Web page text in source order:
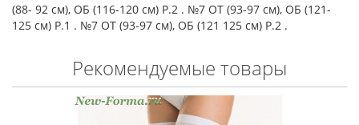
(88- 92 см), ОБ (116-120 см) Р.2 . №7 ОТ (93-97 см), ОБ (121-
125 см) Р.1 . №7 ОТ (93-97 см), ОБ (121 125 см) Р.2 .
Рекомендуемые товары